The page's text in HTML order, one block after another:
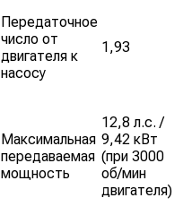
Передаточное
число от
двигателя к
насосу
1,93
Максимальная
передаваемая
мощность
12,8 л.с. /
9,42 кВт
(при 3000
об/мин
двигателя)